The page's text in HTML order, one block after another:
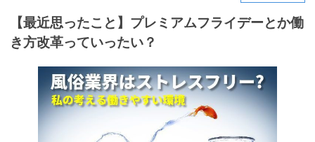
【最近思ったこと】プレミアムフライデーとか働
き方改革っていったい？